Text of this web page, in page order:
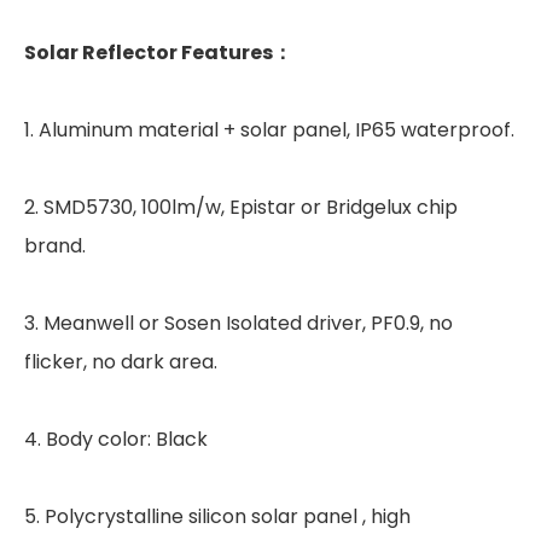
Solar Reflector Features：
1. Aluminum material + solar panel, IP65 waterproof.
2. SMD5730, 100lm/w, Epistar or Bridgelux chip
brand.
3. Meanwell or Sosen Isolated driver, PF0.9, no
flicker, no dark area.
4. Body color: Black
5. Polycrystalline silicon solar panel , high